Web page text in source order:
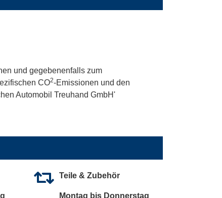
und gegebenenfalls zum
CO2-Emissionen und den
Automobil Treuhand GmbH'
Teile & Zubehör
Montag bis Donnerstag